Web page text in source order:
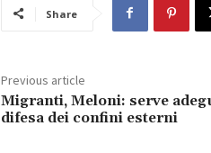
Share
Previous article
Migranti, Meloni: serve
difesa dei confini esterni